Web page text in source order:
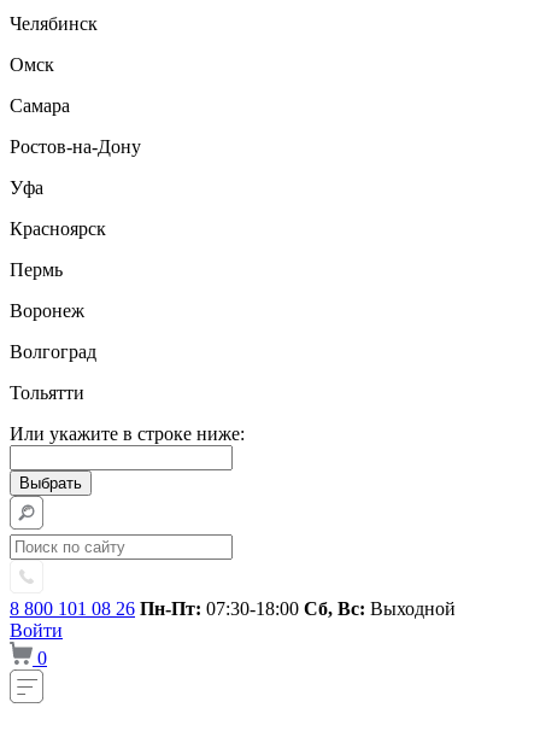
Челябинск
Омск
Самара
Ростов-на-Дону
Уфа
Красноярск
Пермь
Воронеж
Волгоград
Тольятти
Или укажите в строке ниже:
8 800 101 08 26 Пн-Пт: 07:30-18:00 Сб, Вс: Выходной
Войти
0